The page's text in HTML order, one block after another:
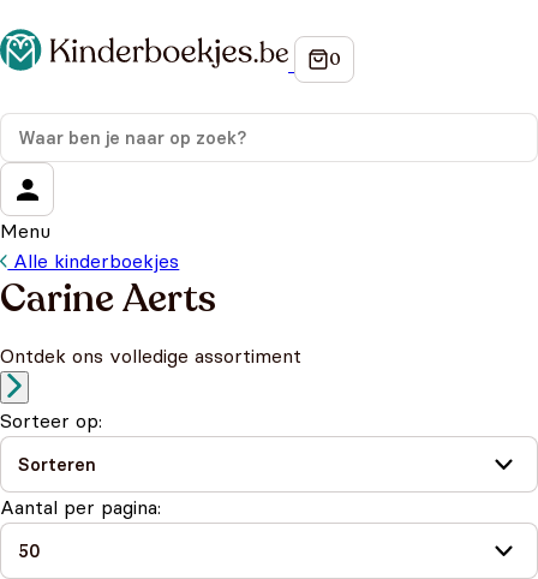
Menu
Alle kinderboekjes
Carine Aerts
Ontdek ons volledige assortiment
Sorteer op:
Aantal per pagina: